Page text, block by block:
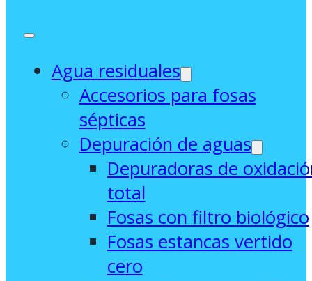
Agua residuales
Accesorios para fosas
sépticas
Depuración de aguas
Depuradoras de
total
Fosas con filtro biológico
Fosas estancas vertido
cero